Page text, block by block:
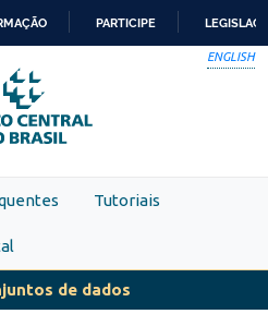
PARA
O
CONTEÚDO
PARTICIPE
ENGLISH
Tutoriais
de dados